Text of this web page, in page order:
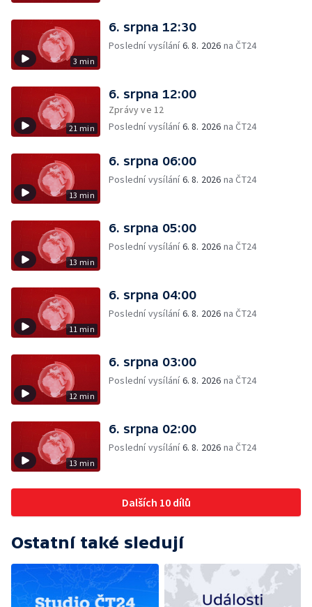
3 min
6. srpna 12:30
Poslední vysílání6. 8. 2026 na ČT24
21 min
6. srpna 12:00
Zprávy ve 12
Poslední vysílání6. 8. 2026 na ČT24
13 min
6. srpna 06:00
Poslední vysílání6. 8. 2026 na ČT24
13 min
6. srpna 05:00
Poslední vysílání6. 8. 2026 na ČT24
11 min
6. srpna 04:00
Poslední vysílání6. 8. 2026 na ČT24
12 min
6. srpna 03:00
Poslední vysílání6. 8. 2026 na ČT24
13 min
6. srpna 02:00
Poslední vysílání6. 8. 2026 na ČT24
Dalších 10 dílů
Ostatní také sledují